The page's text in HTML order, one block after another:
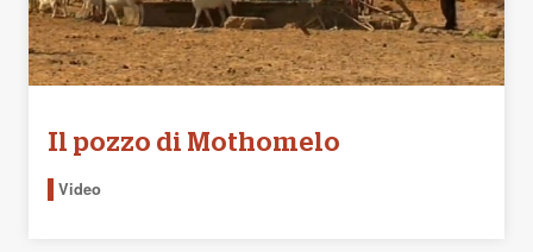
Il pozzo di Mothomelo
Video